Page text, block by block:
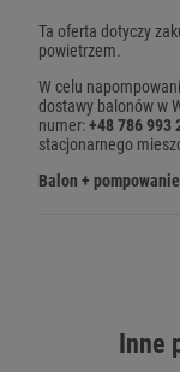
Ta oferta dotyczy
powietrzem.
W celu
dostawy balonów w
numer:+48 786 993
stacjonarnego
Balon +
Inne